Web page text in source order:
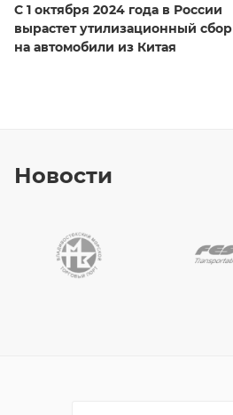
С 1 октября 2024 года в России
вырастет утилизационный сбор
на автомобили из Китая
Новости